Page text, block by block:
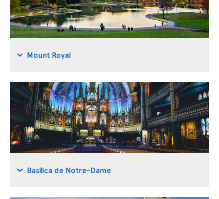
Mount Royal
Basílica de Notre-Dame